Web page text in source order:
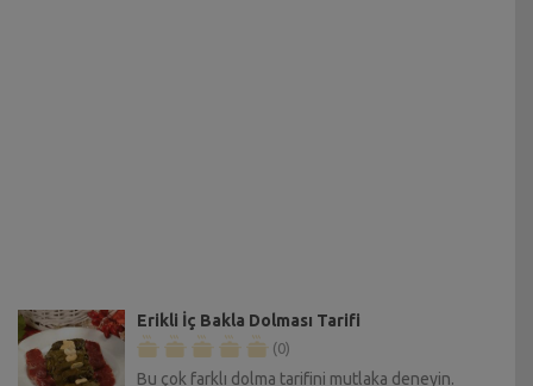
Erikli İç Bakla Dolması Tarifi
(0)
Bu çok farklı dolma tarifini mutlaka deneyin.